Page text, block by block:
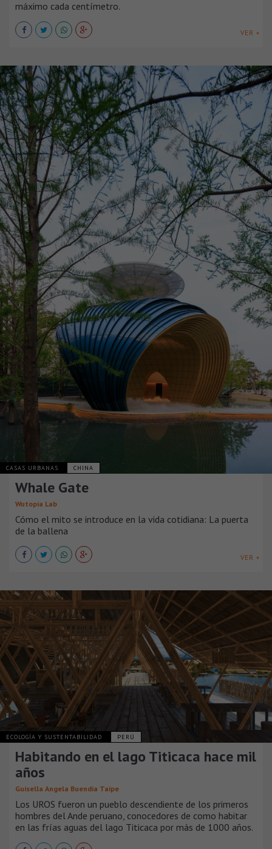
máximo cada centímetro.
VER +
CASAS URBANAS CHINA
Whale Gate
Wutopia Lab
Cómo el mito se introduce en la vida cotidiana: La puerta
de la ballena
VER +
ECOLOGÍA Y SUSTENTABILIDAD PERÚ
Habitando en el lago Titicaca hace mil
años
Guisella Angela Buendia Taipe
Los UROS fueron un pueblo descendiente de los primeros
hombres del Ande peruano, conocedores de como habitar
en las frías aguas del lago Titicaca por más de 1000 años.